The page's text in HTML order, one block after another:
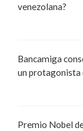
venezolana?
Bancamiga
un protagonista
Premio Nobel